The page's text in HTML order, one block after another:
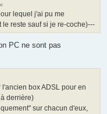
lequel j'ai pu me
reste sauf si je re-coche)---
PC ne sont pas
box ADSL pour en
derrière)
sur chacun d'eux,